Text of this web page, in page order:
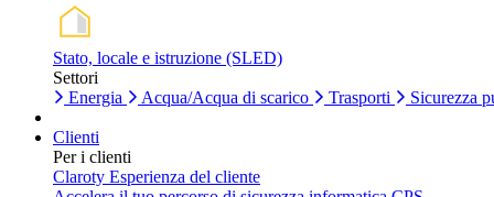
Stato, locale e istruzione (SLED)
Settori
Energia
Acqua/Acqua di scarico Trasporti Sicurezza
Clienti
Per i clienti
Claroty Esperienza del cliente